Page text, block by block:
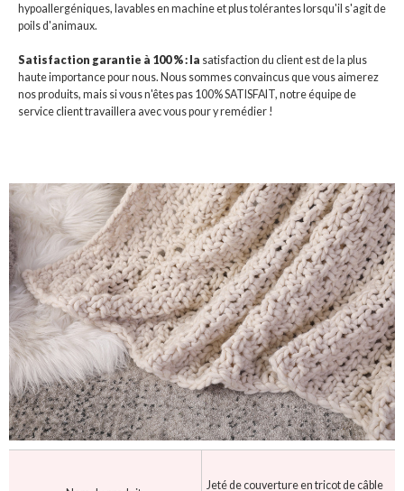
hypoallergéniques, lavables en machine et plus tolérantes lorsqu'il s'agit de
poils d'animaux.
Satisfaction garantie à 100 % : la satisfaction du client est de la plus
haute importance pour nous. Nous sommes convaincus que vous aimerez
nos produits, mais si vous n'êtes pas 100% SATISFAIT, notre équipe de
service client travaillera avec vous pour y remédier !
Jeté de couverture en tricot de câble